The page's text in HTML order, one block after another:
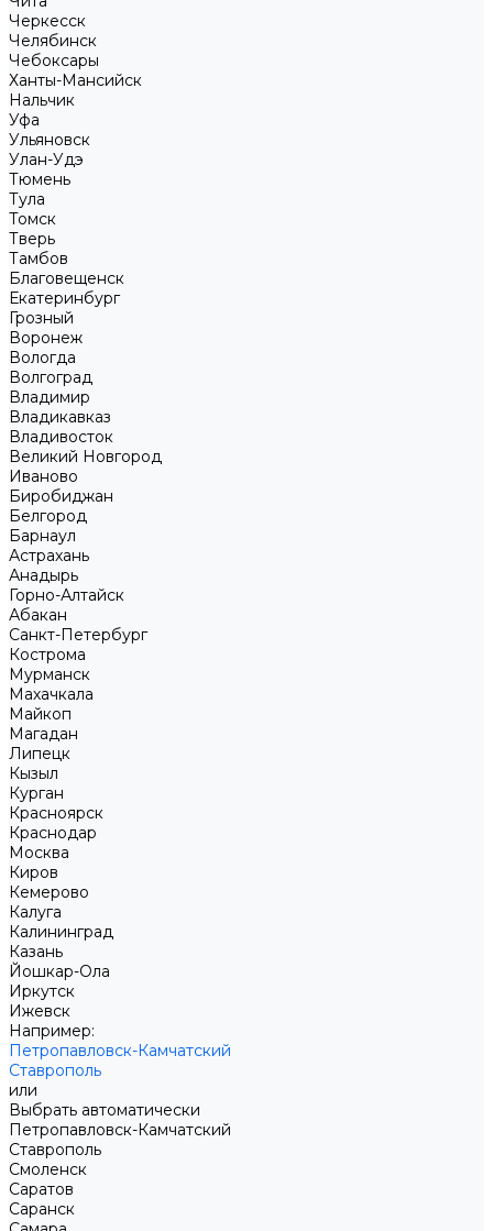
Черкесск
Челябинск
Чебоксары
Ханты-Мансийск
Нальчик
Уфа
Ульяновск
Улан-Удэ
Тюмень
Тула
Томск
Тверь
Тамбов
Благовещенск
Екатеринбург
Грозный
Воронеж
Вологда
Волгоград
Владимир
Владикавказ
Владивосток
Великий Новгород
Иваново
Биробиджан
Белгород
Барнаул
Астрахань
Анадырь
Горно-Алтайск
Абакан
Санкт-Петербург
Кострома
Мурманск
Махачкала
Майкоп
Магадан
Липецк
Кызыл
Курган
Красноярск
Краснодар
Москва
Киров
Кемерово
Калуга
Калининград
Казань
Йошкар-Ола
Иркутск
Ижевск
Например:
Петропавловск-Камчатский
Ставрополь
или
Выбрать автоматически
Петропавловск-Камчатский
Ставрополь
Смоленск
Саратов
Саранск